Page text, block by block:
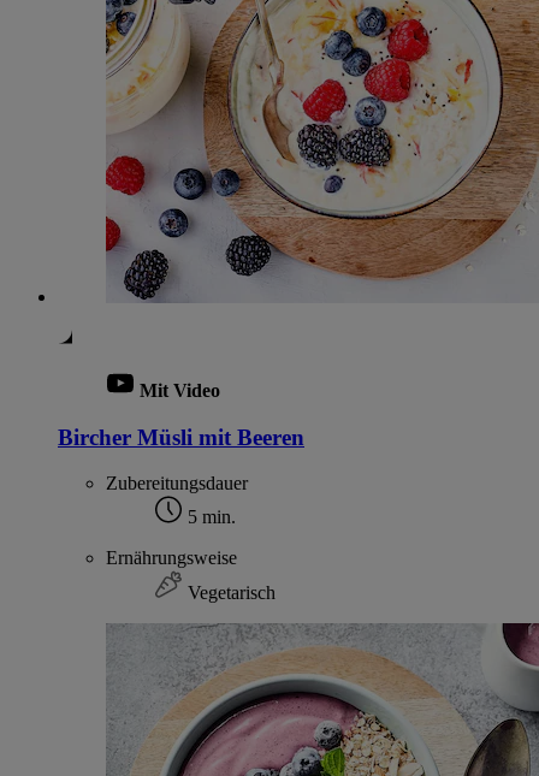
Mit Video
Bircher Müsli mit Beeren
Zubereitungsdauer
5 min.
Ernährungsweise
Vegetarisch